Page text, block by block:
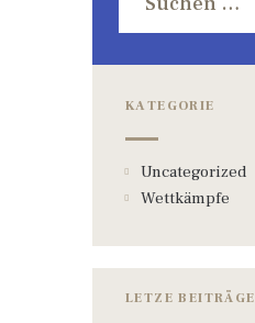
KATEGORIE
Uncategorized
Wettkämpfe
LETZE BEITRÄGE